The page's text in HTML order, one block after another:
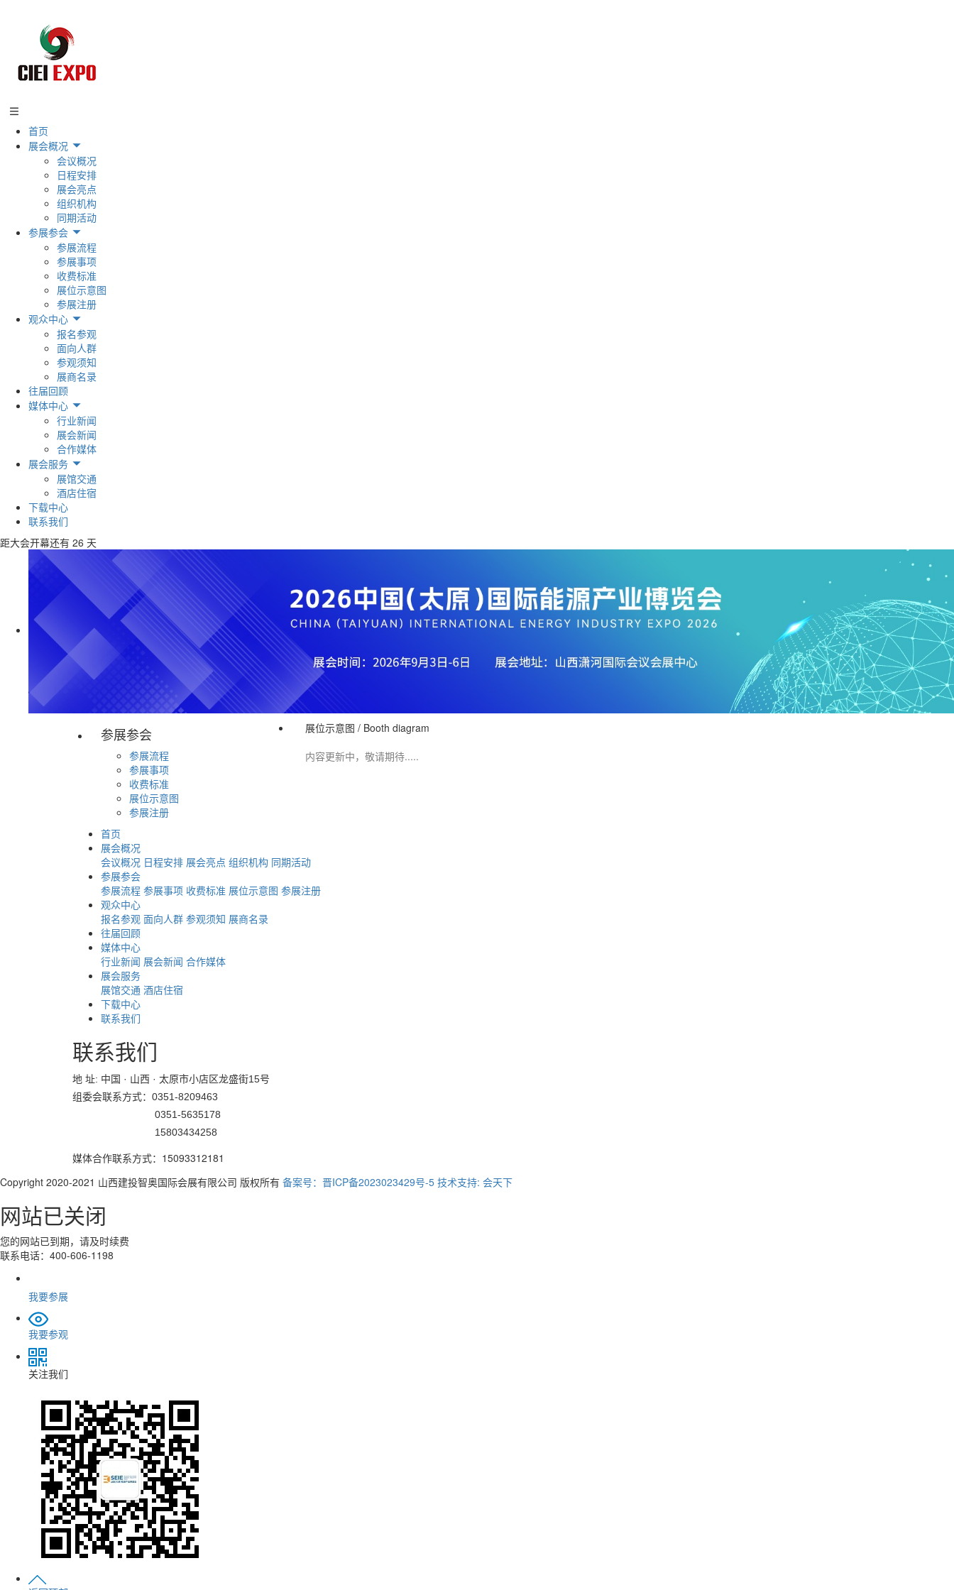
首页
展会概况
会议概况
日程安排
展会亮点
组织机构
同期活动
参展参会
参展流程
参展事项
收费标准
展位示意图
参展注册
观众中心
报名参观
面向人群
参观须知
展商名录
往届回顾
媒体中心
行业新闻
展会新闻
合作媒体
展会服务
展馆交通
酒店住宿
下载中心
联系我们
距大会开幕还有 26 天
参展参会
参展流程
参展事项
收费标准
展位示意图
参展注册
展位示意图 / Booth diagram
内容更新中，敬请期待.....
首页
展会概况
会议概况 日程安排 展会亮点 组织机构 同期活动
参展参会
参展流程 参展事项 收费标准 展位示意图 参展注册
观众中心
报名参观 面向人群 参观须知 展商名录
往届回顾
媒体中心
行业新闻 展会新闻 合作媒体
展会服务
展馆交通 酒店住宿
下载中心
联系我们
联系我们
地 址: 中国 · 山西 · 太原市小店区龙盛街15号
组委会联系方式：0351-8209463
0351-5635178
15803434258
媒体合作联系方式：15093312181
Copyright 2020-2021 山西建投智奥国际会展有限公司 版权所有 备案号：晋ICP备2023023429号-5 技术支持: 会天下
网站已关闭
您的网站已到期，请及时续费
联系电话：400-606-1198
我要参展
我要参观
关注我们